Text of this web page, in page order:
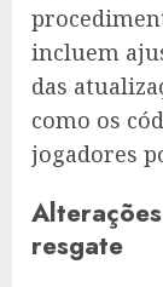
incluem
das
como os
jogadores
resgate